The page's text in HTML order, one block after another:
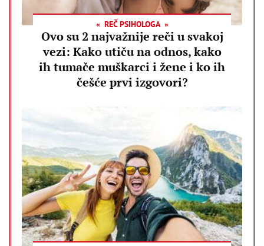
REČ PSIHOLOGA
Ovo su 2 najvažnije reči u svakoj
vezi: Kako utiču na odnos, kako
ih tumače muškarci i žene i ko ih
češće prvi izgovori?